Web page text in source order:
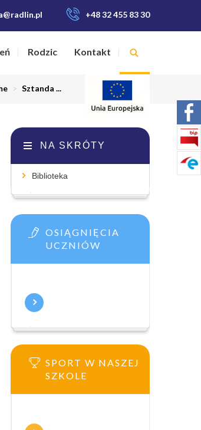
+48 32 455 83 30
Rodzic Kontakt
> Sztanda ...
NA SKRÓTY
Biblioteka
OSIĄGNIĘCIA
UCZNIÓW
SPORT W NASZEJ
SZKOLE